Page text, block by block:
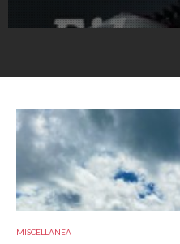
MISCELLANEA